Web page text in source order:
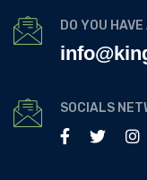
DO YOU
SOCIALS